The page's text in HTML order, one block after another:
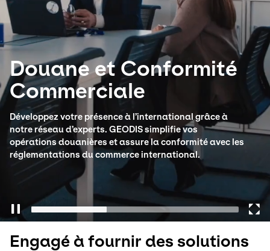
Sélectionner un pays et une langue
Switzerland​ - FR
Douane et Conformité
Commerciale
Développez votre présence à l’international grâce à
notre réseau d’experts. GEODIS simplifie vos
opérations douanières et assure la conformité avec les
réglementations du commerce international.
Engagé à fournir des solutions